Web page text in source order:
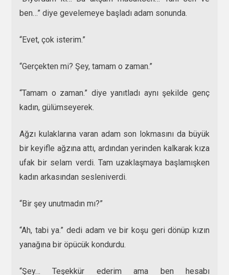
ben…” diye gevelemeye başladı adam sonunda.
“Evet, çok isterim.”
“Gerçekten mi? Şey, tamam o zaman.”
“Tamam o zaman.” diye yanıtladı aynı şekilde genç
kadın, gülümseyerek.
Ağzı kulaklarına varan adam son lokmasını da büyük
bir keyifle ağzına attı, ardından yerinden kalkarak kıza
ufak bir selam verdi. Tam uzaklaşmaya başlamışken
kadın arkasından sesleniverdi.
“Bir şey unutmadın mı?”
“Ah, tabi ya.” dedi adam ve bir koşu geri dönüp kızın
yanağına bir öpücük kondurdu.
“Şey… Teşekkür ederim ama ben hesabı